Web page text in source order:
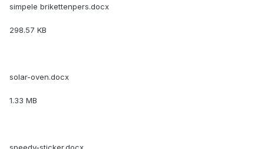
simpele brikettenpers.docx
298.57 KB
solar-oven.docx
1.33 MB